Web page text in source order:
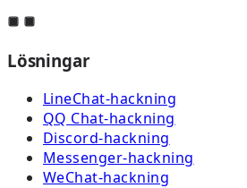
Lösningar
LineChat-hackning
QQ Chat-hackning
Discord-hackning
Messenger-hackning
WeChat-hackning